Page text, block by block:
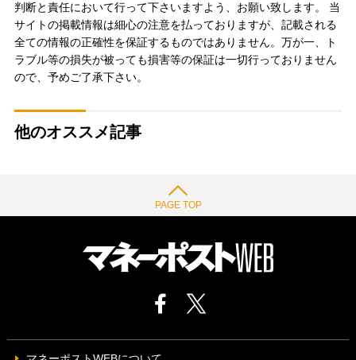
判断と責任において行って下さいますよう、お願い致します。 当
サイトの掲載情報は細心の注意を払っておりますが、記載される
全ての情報の正確性を保証するものではありません。万が一、ト
ラブル等の損失が被っても損害等の保証は一切行っておりません
ので、予めご了承下さい。
他のオススメ記事
PAGE TOP